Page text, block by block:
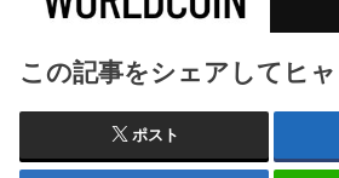
この記事をシェアしてヒ
ポスト